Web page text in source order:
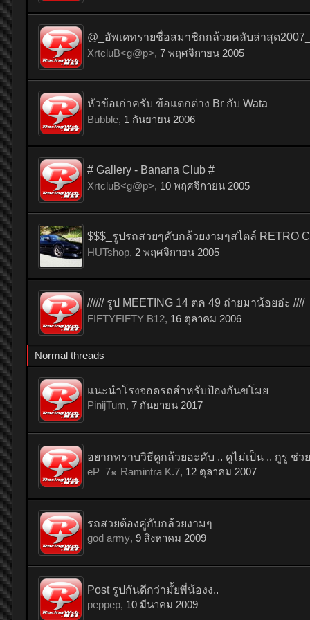
@_อัพเดทรายชื่อสมาชิกกล้วยคลับล่าสุด
XrtcluB<g@p>, 7 พฤศจิกายน 2005
หัวข้อเก่าครับ ข้อแตกต่าง Br กับ Wata
Bubble, 1 กันยายน 2006
# Gallery - Banana Club #
XrtcluB<g@p>, 10 พฤศจิกายน 2005
$$$_รูปรถสวยๆคับกล้วยงามๆสไตล์ RETRO
HUTshop, 2 พฤศจิกายน 2005
////// รูป MEETING 14 ตค 49 ถ่ายมาน้อยอ่ะ ////
FIFTYFIFTY B12, 16 ตุลาคม 2006
Normal threads
แนะนำโรงจอดรถสำหรับป้องกันขโมย
PinijTum, 7 กันยายน 2017
อยากทราบวิธีดูกล้วยอะคับ .. ดูไม่เป็น .. กูรู ช่ว
eP_7๑ Ramintra K.7, 12 ตุลาคม 2007
รถสวยต้องคู่กับกล้วยงามๆ
god army, 9 สิงหาคม 2009
Post รูปกันดีกว่ามั้ยพี่น้องง..
peppep, 10 มีนาคม 2009